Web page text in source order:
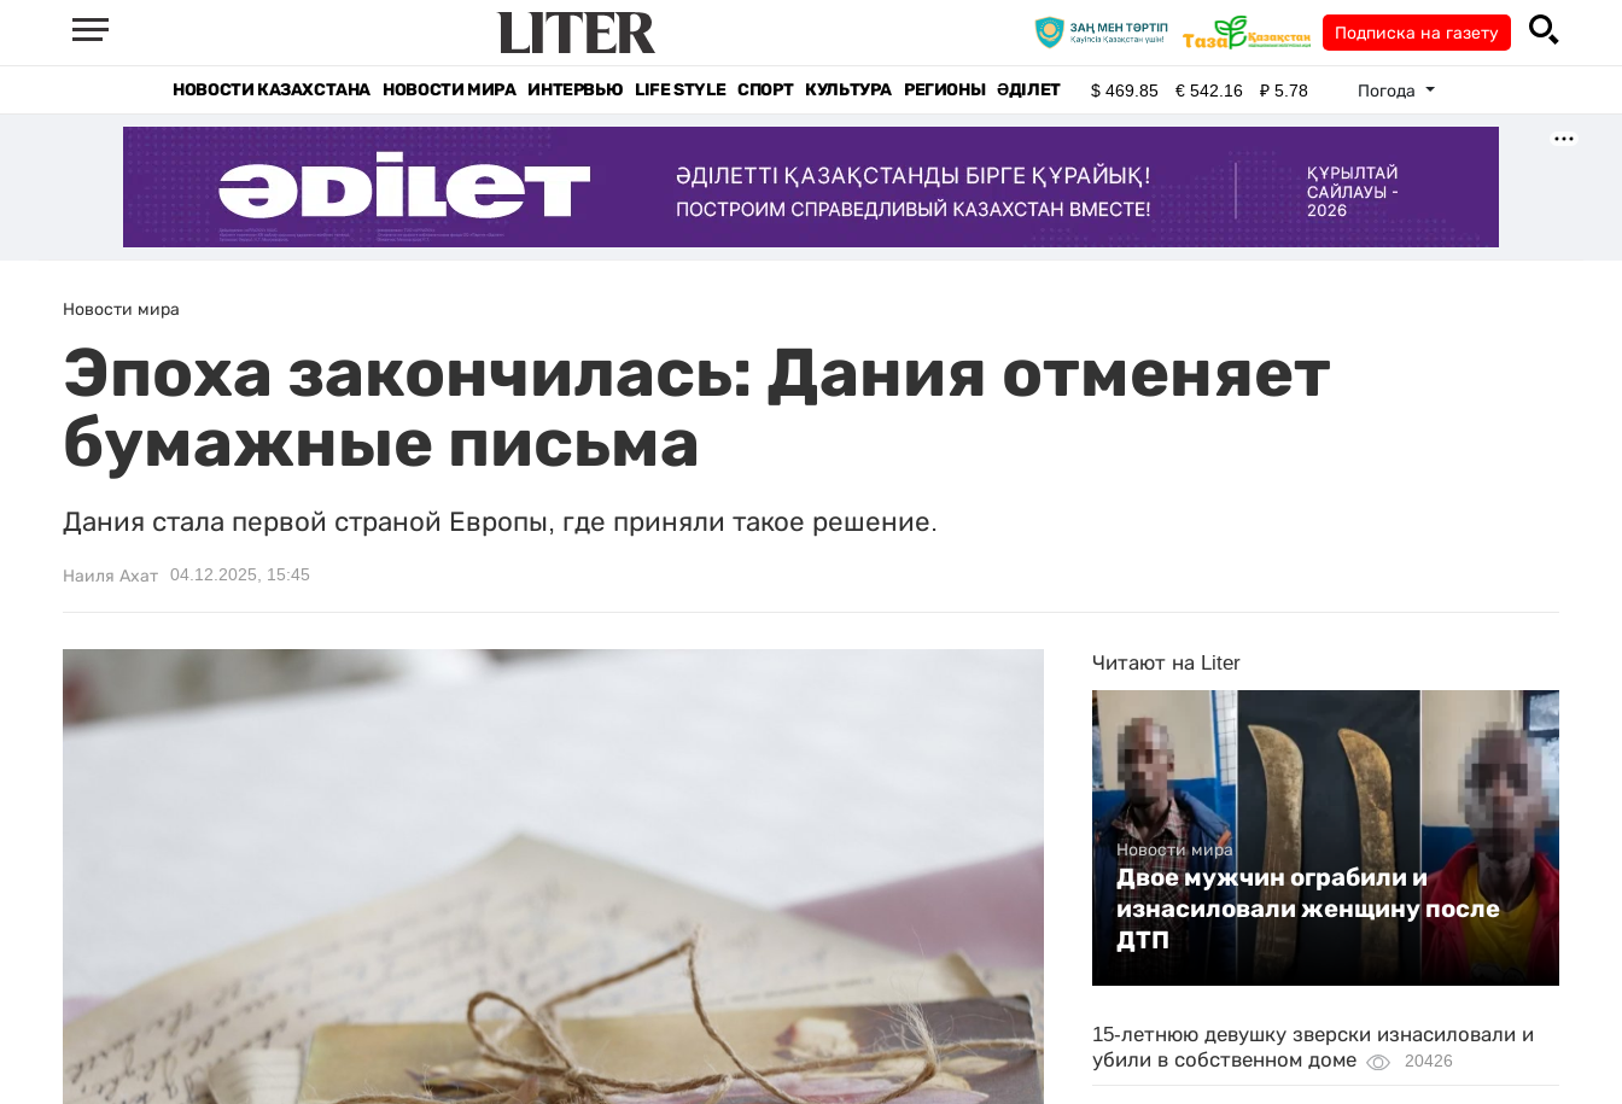
Подписка на газету
НОВОСТИ КАЗАХСТАНА НОВОСТИ МИРА ИНТЕРВЬЮ LIFE STYLE СПОРТ КУЛЬТУРА РЕГИОНЫ ӘДІЛЕТ $469.85 €542.16 ₽5.78 Погода
Новости мира
Эпоха закончилась: Дания отменяет
бумажные письма
Дания стала первой страной Европы, где приняли такое решение.
Наиля Ахат 04.12.2025, 15:45
Читают на Liter
Новости мира
Двое мужчин ограбили и
изнасиловали женщину после
ДТП
15-летнюю девушку зверски изнасиловали и
убили в собственном доме
20426